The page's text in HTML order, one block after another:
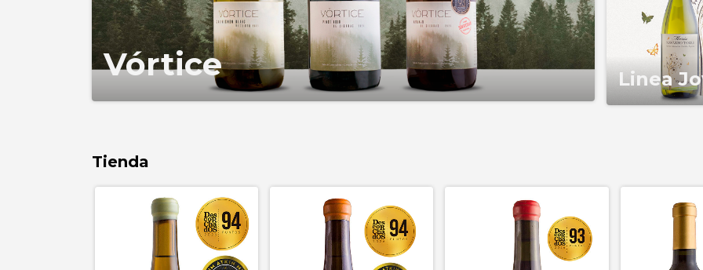
Vórtice Linea
Tienda